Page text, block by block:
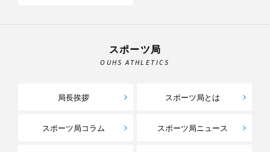
スポーツ局
OUHS ATHLETICS
局長挨拶 スポーツ局とは
スポーツ局コラム スポーツ局ニュース